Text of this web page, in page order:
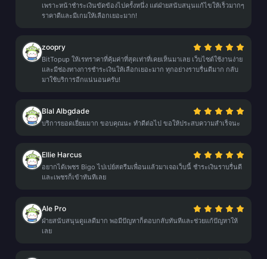
เพราะหน้าชำระเงินขัดข้องไปครั้งหนึ่ง แต่ฝ่ายสนับสนุนแก้ไขให้เร็วมากๆ
ราคาดีและมีเกมให้เลือกเยอะมาก!
zoopry
BitTopup ให้เรทราคาที่คุ้มค่าที่สุดเท่าที่เคยเห็นมาเลย เว็บไซต์ใช้งานง่าย
และมีช่องทางการชำระเงินให้เลือกเยอะมาก ทุกอย่างราบรื่นดีมาก กลับ
มาใช้บริการอีกแน่นอนครับ!
Blal Albgdade
บริการยอดเยี่ยมมาก ขอบคุณนะ ทำดีต่อไป ขอให้ประสบความสำเร็จนะ
Ellie Harcus
อยากได้เพชร Bigo ไปเปย์สตรีมเพื่อนแล้วมาเจอเว็บนี้ ชำระเงินราบรื่นดี
และเพชรก็เข้าทันทีเลย
Ale Pro
ฝ่ายสนับสนุนดูแลดีมาก พอมีปัญหาก็ตอบกลับทันทีและช่วยแก้ปัญหาให้
เลย